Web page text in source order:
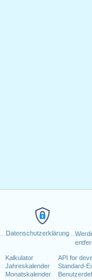
Datenschutzerklärung
Kalkulator
Jahreskalender
Monatskalender
API for
Standard-